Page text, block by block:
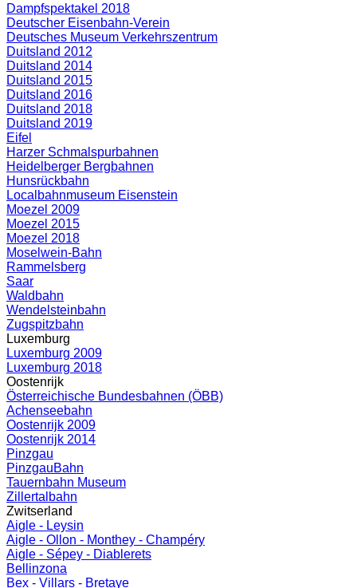
Dampfspektakel 2018
Deutscher Eisenbahn-Verein
Deutsches Museum Verkehrszentrum
Duitsland 2012
Duitsland 2014
Duitsland 2015
Duitsland 2016
Duitsland 2018
Duitsland 2019
Eifel
Harzer Schmalspurbahnen
Heidelberger Bergbahnen
Hunsrückbahn
Localbahnmuseum Eisenstein
Moezel 2009
Moezel 2015
Moezel 2018
Moselwein-Bahn
Rammelsberg
Saar
Waldbahn
Wendelsteinbahn
Zugspitzbahn
Luxemburg
Luxemburg 2009
Luxemburg 2018
Oostenrijk
Österreichische Bundesbahnen (ÖBB)
Achenseebahn
Oostenrijk 2009
Oostenrijk 2014
Pinzgau
PinzgauBahn
Tauernbahn Museum
Zillertalbahn
Zwitserland
Aigle - Leysin
Aigle - Ollon - Monthey - Champéry
Aigle - Sépey - Diablerets
Bellinzona
Bex - Villars - Bretaye